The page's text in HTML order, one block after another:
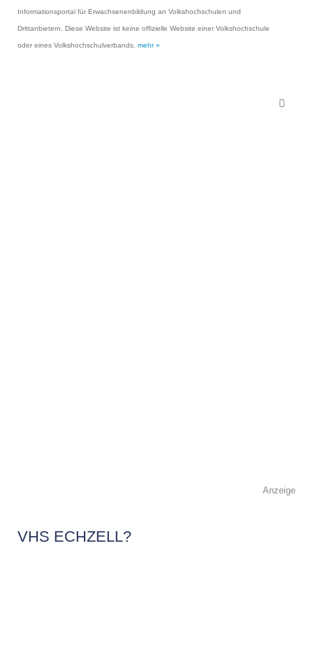
Informationsportal für Erwachsenenbildung an Volkshochschulen und
Drittanbietern. Diese Website ist keine offizielle Website einer Volkshochschule
oder eines Volkshochschulverbands. mehr »
Anzeige
VHS ECHZELL?